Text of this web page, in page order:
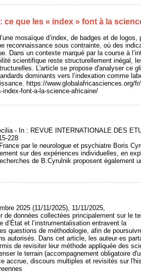
que les « index » font à la
mosaïque d’index, de badges et de
reconnaissance sous contrainte, où des
Dans un contexte marqué par la course à
scientifique reste structurellement inégal,
L'article se propose d'analyser ce
dominants vers l’indexation comme
https://www.globalafricasciences.org/
index-font-a-la-science-africaine/
- In : REVUE INTERNATIONALE DES
228
par le neurologue et psychiatre Boris
sur des expériences individuelles, en
de B.Cyrulnik proposent également
2025 (11/11/2025), 11/11/2025,
données collectées principalement sur le
et l’instrumentalisation entravent la
questions de méthodologie, afin de
autorisés. Dans cet article, les auteur·es
de revisiter leur méthode appliquée des
le terrain (accompagnement obligatoire
accrue, discours multiples et revisités sur